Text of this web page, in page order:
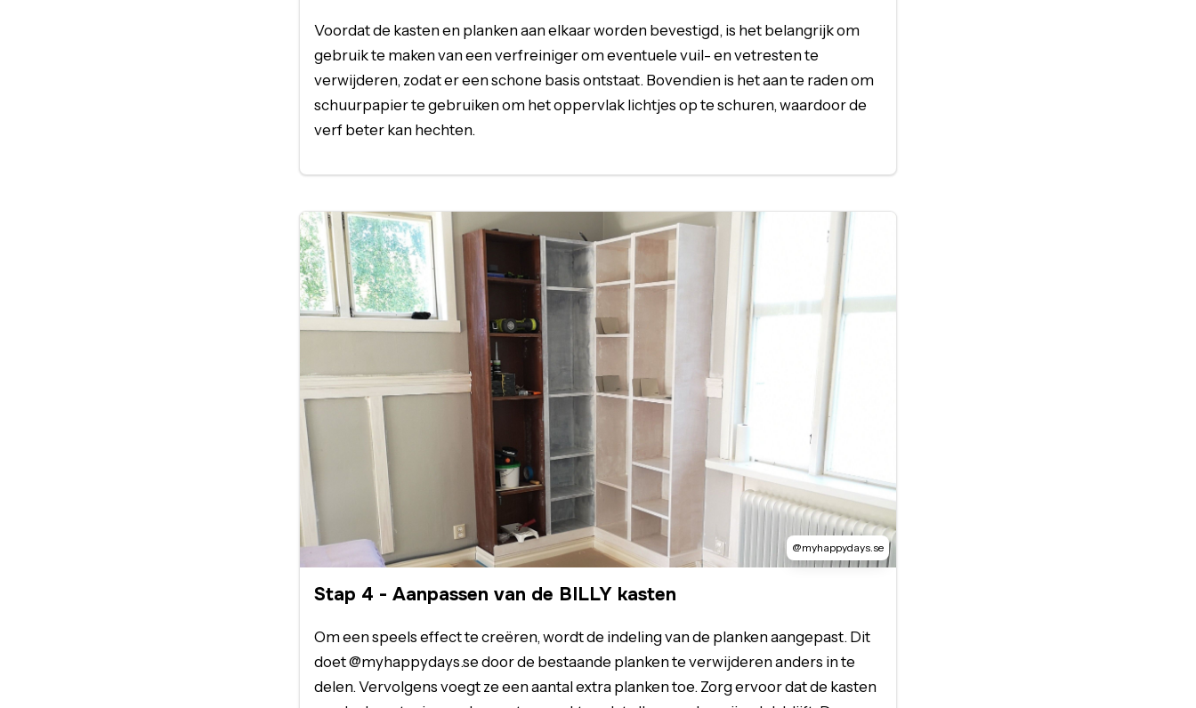
Voordat de kasten en planken aan elkaar worden bevestigd, is het belangrijk om
gebruik te maken van een verfreiniger om eventuele vuil- en vetresten te
verwijderen, zodat er een schone basis ontstaat. Bovendien is het aan te raden om
schuurpapier te gebruiken om het oppervlak lichtjes op te schuren, waardoor de
verf beter kan hechten.
@myhappydays.se
Stap 4 - Aanpassen van de BILLY kasten
Om een speels effect te creëren, wordt de indeling van de planken aangepast. Dit
doet @myhappydays.se door de bestaande planken te verwijderen anders in te
delen. Vervolgens voegt ze een aantal extra planken toe. Zorg ervoor dat de kasten